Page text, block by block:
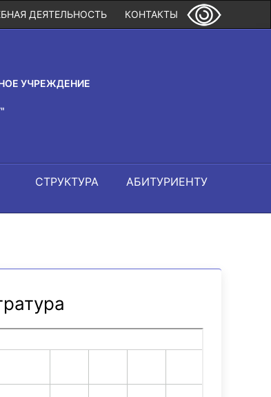
КОНТАКТЫ
ДЕЯТЕЛЬНОСТЬ
УЧРЕЖДЕНИЕ
СТРУКТУРА АБИТУРИЕНТУ